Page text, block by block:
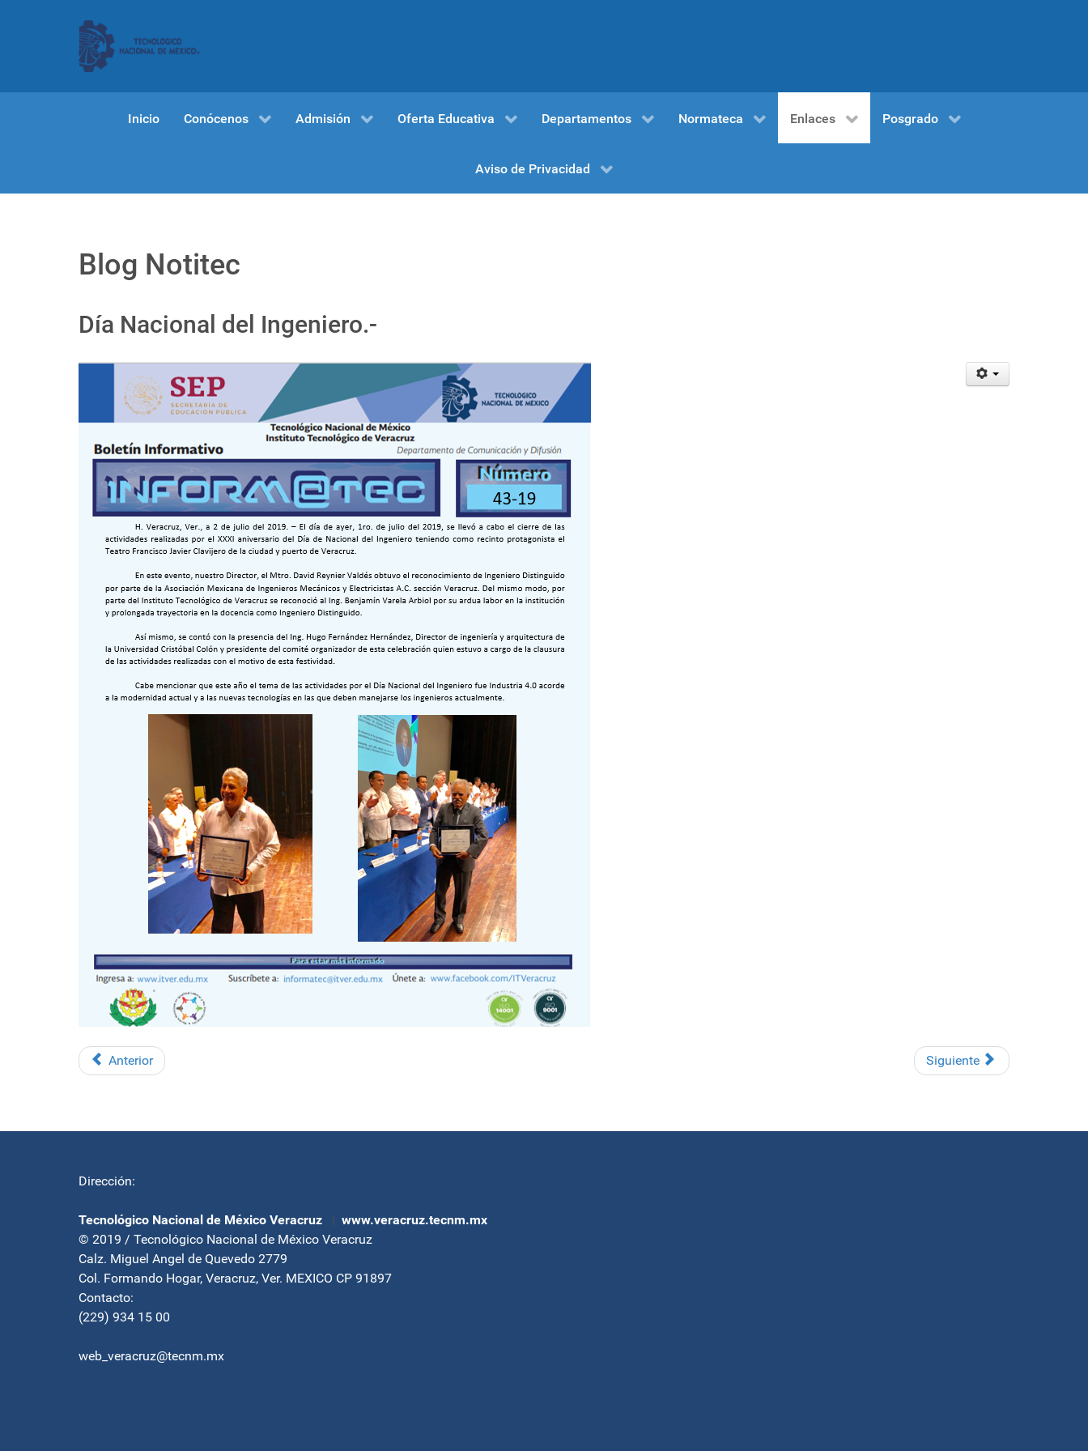
Inicio Conócenos Admisión Oferta Educativa Departamentos Normateca Enlaces Posgrado
Aviso de Privacidad
Blog Notitec
Día Nacional del Ingeniero.-
Anterior Siguiente
Dirección:
Tecnológico Nacional de México Veracruz | www.veracruz.tecnm.mx
© 2019 / Tecnológico Nacional de México Veracruz
Calz. Miguel Angel de Quevedo 2779
Col. Formando Hogar, Veracruz, Ver. MEXICO CP 91897
Contacto:
(229) 934 15 00
web_veracruz@tecnm.mx